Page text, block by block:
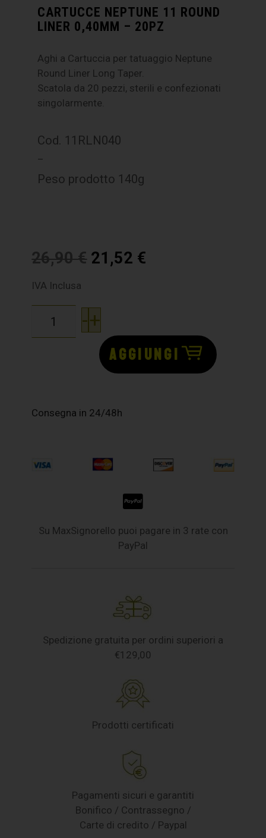
CARTUCCE NEPTUNE 11 ROUND
LINER 0,40MM – 20PZ
Aghi a Cartuccia per tatuaggio Neptune
Round Liner Long Taper.
Scatola da 20 pezzi, sterili e confezionati
singolarmente.
Cod. 11RLN040
–
Peso prodotto 140g
26,90€ 21,52 €
IVA Inclusa
-+
AGGIUNGI
Consegna in 24/48h
Su MaxSignorello puoi pagare in 3 rate con
PayPal
Spedizione gratuita per ordini superiori a
€129,00
Prodotti certificati
Pagamenti sicuri e garantiti
Bonifico / Contrassegno /
Carte di credito / Paypal